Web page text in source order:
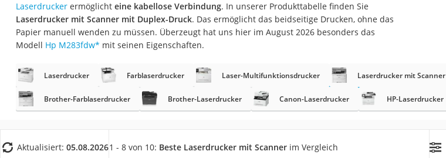
Gaming-PC
Soundbar
17-Zoll-Laptop
Satellitenschüssel
Gaming-Headset
Schnurloses Telefon
Ladekabel Typ 2 Schuko
Laserdruckerermöglicht eine kabellose Verbindung. In unserer Produkttabelle finden Sie
Laserdrucker mit Scanner mit Duplex-Druck. Das ermöglicht das beidseitige Drucken, ohne das
Papier manuell wenden zu müssen. Überzeugt hat uns hier im August 2026 besonders das
Modell Hp M283fdw* mit seinen Eigenschaften.
Laserdrucker Farblaserdrucker Laser-Multifunktionsdrucker Laserdrucker mit Scanner
Brother-Farblaserdrucker Brother-Laserdrucker Canon-Laserdrucker HP-Laserdrucker
Aktualisiert: 05.08.20261 - 8 von 10: Beste Laserdrucker mit Scanner im Vergleich